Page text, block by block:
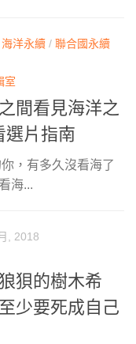
洋永續 / 聯合國永續
室
間看見海洋之
片指南
，有多久沒看海了
海...
, 2018
狽的樹木希
少要死成自己